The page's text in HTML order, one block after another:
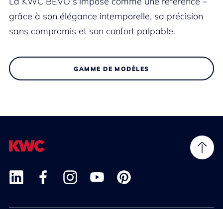
grâce à son élégance intemporelle, sa précision
sans compromis et son confort palpable.
GAMME DE MODÈLES